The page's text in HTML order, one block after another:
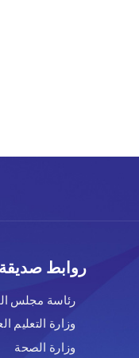
روابط صديقة
رئاسة مجلس
وزارة التعليم
وزارة الصحة